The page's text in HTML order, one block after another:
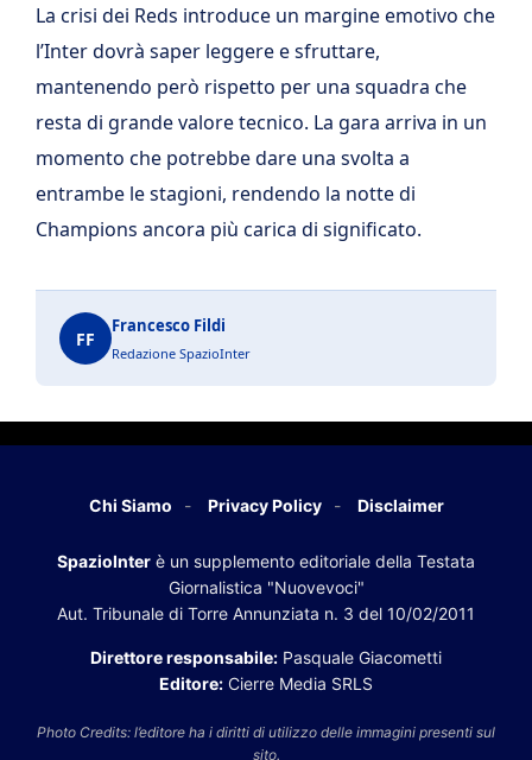
La crisi dei Reds introduce un margine emotivo che
l’Inter dovrà saper leggere e sfruttare,
mantenendo però rispetto per una squadra che
resta di grande valore tecnico. La gara arriva in un
momento che potrebbe dare una svolta a
entrambe le stagioni, rendendo la notte di
Champions ancora più carica di significato.
FF
Francesco Fildi
Redazione SpazioInter
Chi Siamo Privacy Policy Disclaimer
SpazioInter è un supplemento editoriale della Testata
Giornalistica "Nuovevoci"
Aut. Tribunale di Torre Annunziata n. 3 del 10/02/2011
Direttore responsabile: Pasquale Giacometti
Editore: Cierre Media SRLS
Photo Credits: l’editore ha i diritti di utilizzo delle immagini presenti sul
sito.